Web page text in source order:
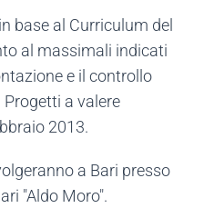
base al Curriculum del
al massimali indicati
e il controllo
Progetti a valere
2013.
a Bari presso
"Aldo Moro".